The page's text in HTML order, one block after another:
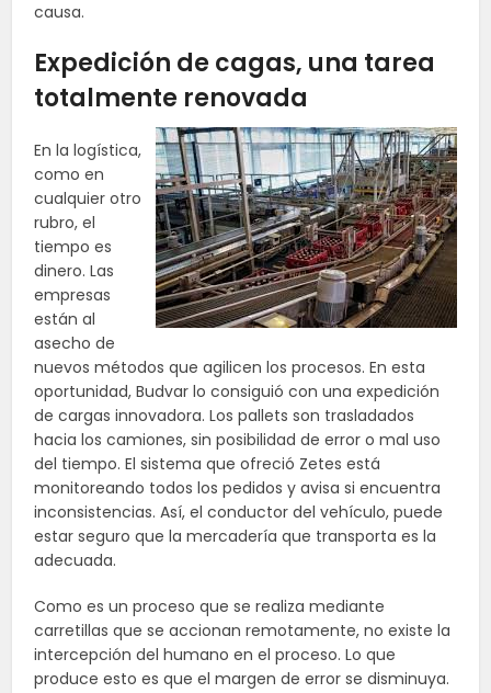
causa.
Expedición de cagas, una tarea
totalmente renovada
En la logística,
como en
cualquier otro
rubro, el
tiempo es
dinero. Las
empresas
están al
asecho de
nuevos métodos que agilicen los procesos. En esta
oportunidad, Budvar lo consiguió con una expedición
de cargas innovadora. Los pallets son trasladados
hacia los camiones, sin posibilidad de error o mal uso
del tiempo. El sistema que ofreció Zetes está
monitoreando todos los pedidos y avisa si encuentra
inconsistencias. Así, el conductor del vehículo, puede
estar seguro que la mercadería que transporta es la
adecuada.
Como es un proceso que se realiza mediante
carretillas que se accionan remotamente, no existe la
intercepción del humano en el proceso. Lo que
produce esto es que el margen de error se disminuya.